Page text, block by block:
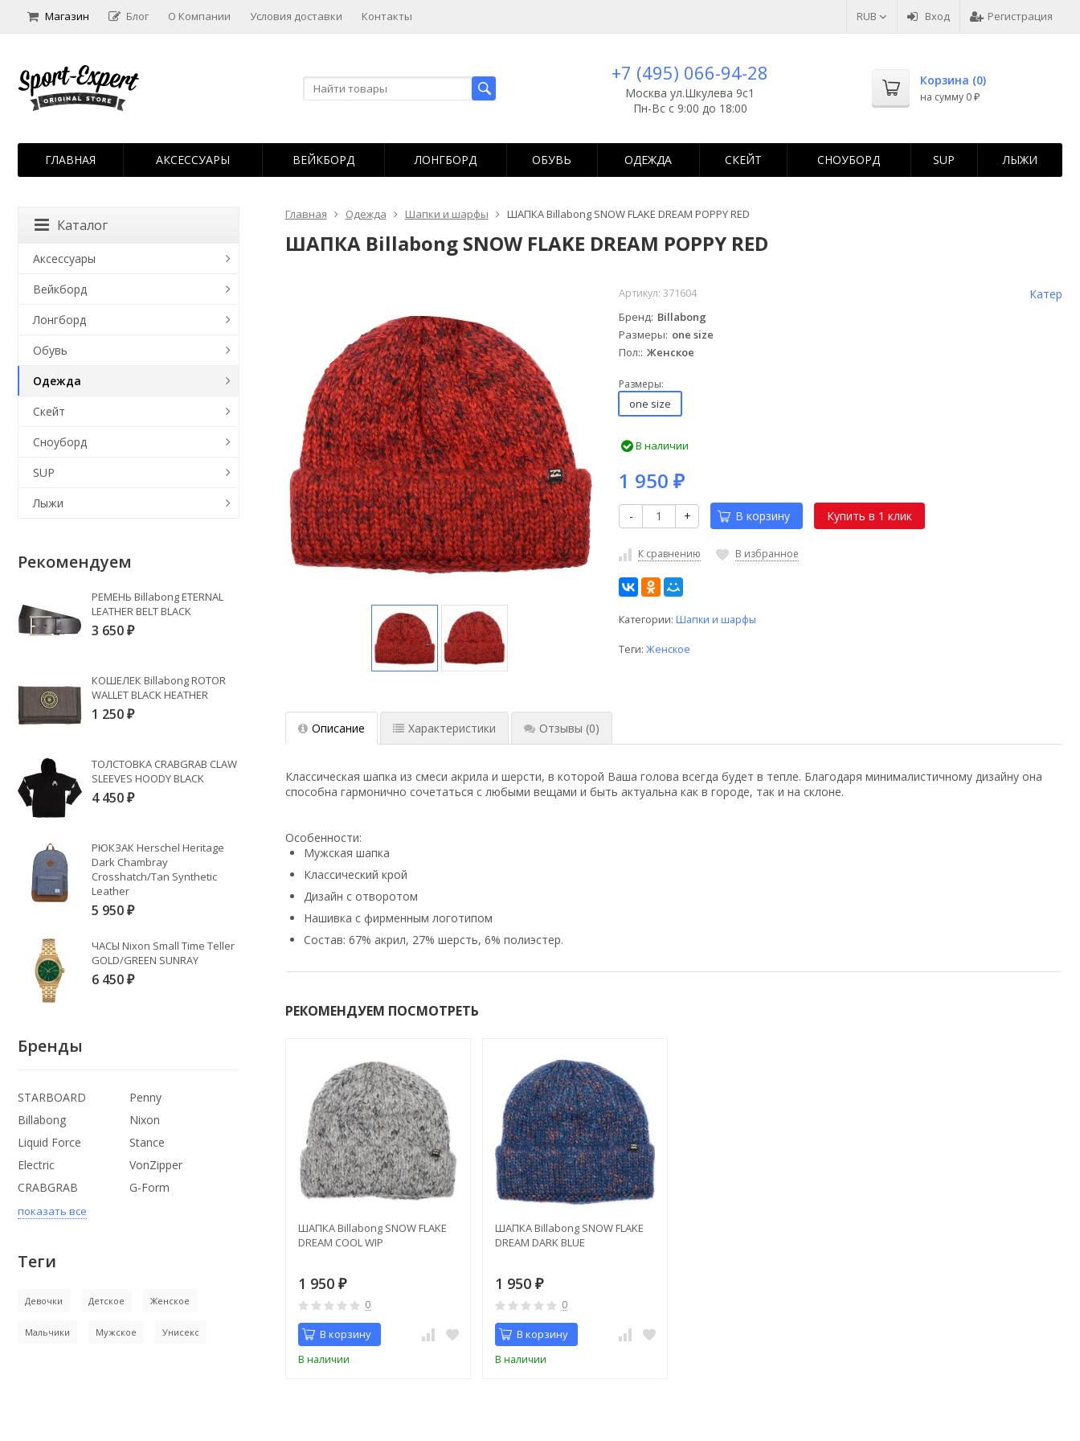
RUB Вход Регистрация
Магазин Блог О Компании Условия доставки Контакты
+7 (495) 066-94-28
Москва ул.Шкулева 9с1
Пн-Вс с 9:00 до 18:00
Корзина (0)
на сумму 0 ₽
ГЛАВНАЯ АКСЕССУАРЫ ВЕЙКБОРД ЛОНГБОРД ОБУВЬ ОДЕЖДА СКЕЙТ СНОУБОРД SUP ЛЫЖИ
Главная Одежда Шапки и шарфы ШАПКА Billabong SNOW FLAKE DREAM POPPY RED
ШАПКА Billabong SNOW FLAKE DREAM POPPY RED
Катер
Артикул:371604
Бренд Billabong
Размеры one size
Пол: Женское
Размеры:
one size
В наличии
1 950₽
- + В корзину
К сравнению В избранное
Категории:Шапки и шарфы
Теги:Женское
Описание Характеристики Отзывы (0)
Классическая шапка из смеси акрила и шерсти, в которой Ваша голова всегда будет в тепле. Благодаря минималистичному дизайну она
способна гармонично сочетаться с любыми вещами и быть актуальна как в городе, так и на склоне.
Особенности:
Мужская шапка
Классический крой
Дизайн с отворотом
Нашивка с фирменным логотипом
Состав: 67% акрил, 27% шерсть, 6% полиэстер.
РЕКОМЕНДУЕМ ПОСМОТРЕТЬ
ШАПКА Billabong SNOW FLAKE
DREAM COOL WIP
1 950 ₽
0
В корзину
В наличии
ШАПКА Billabong SNOW FLAKE
DREAM DARK BLUE
1 950 ₽
0
В корзину
В наличии
Каталог
Аксессуары
Вейкборд
Лонгборд
Обувь
Одежда
Скейт
Сноуборд
SUP
Лыжи
Рекомендуем
РЕМЕНЬ Billabong ETERNAL
LEATHER BELT BLACK
3 650 ₽
КОШЕЛЕК Billabong ROTOR
WALLET BLACK HEATHER
1 250 ₽
ТОЛСТОВКА CRABGRAB CLAW
SLEEVES HOODY BLACK
4 450 ₽
РЮКЗАК Herschel Heritage
Dark Chambray
Crosshatch/Tan Synthetic
Leather
5 950 ₽
ЧАСЫ Nixon Small Time Teller
GOLD/GREEN SUNRAY
6 450 ₽
Бренды
STARBOARD
Penny
Billabong
Nixon
Liquid Force
Stance
Electric
VonZipper
CRABGRAB
G-Form
показать все
Теги
Девочки Детское Женское
Мальчики Мужское Унисекс